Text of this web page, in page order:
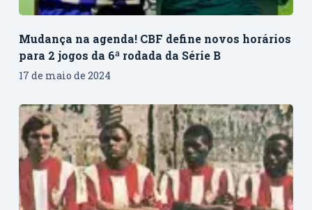
Mudança na agenda! CBF define novos horários
para 2 jogos da 6ª rodada da Série B
17 de maio de 2024